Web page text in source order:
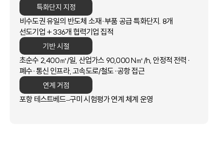
특화단지 지정
비수도권 유일의 반도체 소재·부품 공급 특화단지. 8개
선도기업 + 336개 협력기업 집적
기반 시절
초순수 2,400㎥/일, 산업가스 90,000 N㎥/h, 안정적 전력·
폐수·통신 인프라, 고속도로/철도·공항 접근
연계 거점
포항 테스트베드–구미 시험평가 연계 체계 운영